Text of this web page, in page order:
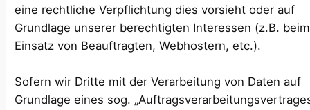
eine rechtliche Verpflichtung dies vorsieht oder auf
Grundlage unserer berechtigten Interessen (z.B. beim
Einsatz von Beauftragten, Webhostern, etc.).
Sofern wir Dritte mit der Verarbeitung von Daten auf
Grundlage eines sog.